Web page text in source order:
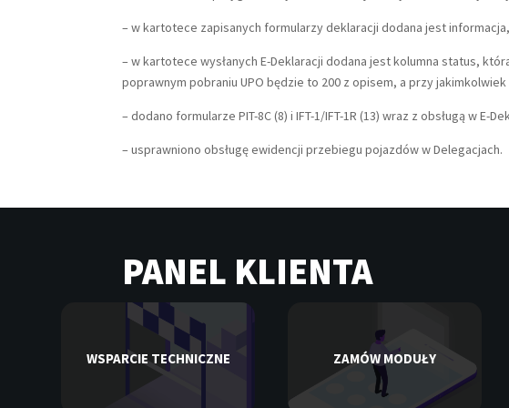
– w kartotece zapisanych formularzy deklaracji dodana jest
– w kartotece wysłanych E-Deklaracji dodana jest kolumna status,
poprawnym pobraniu UPO będzie to 200 z opisem, a przy
– dodano formularze PIT-8C (8) i IFT-1/IFT-1R (13) wraz z obsługą w E-
– usprawniono obsługę ewidencji przebiegu pojazdów w Delegacjach.
PANEL KLIENTA
WSPARCIE TECHNICZNE ZAMÓW MODUŁY